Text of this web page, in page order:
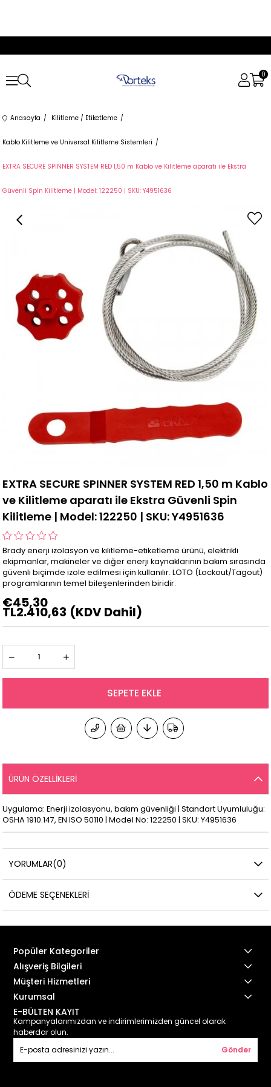
0
Anasayfa Kilitleme / Etiketleme
Kablo Kilitleme ve Universal Kilitleme Sistemleri
EXTRA SECURE SPINNER SYSTEM RED 1,50 m Kablo ve Kilitleme aparatı ile Ekstra
Güvenli Spin Kilitleme | Model: 122250 | SKU: Y4951636
EXTRA SECURE SPINNER SYSTEM RED 1,50 m Kablo
ve Kilitleme aparatı ile Ekstra Güvenli Spin
Kilitleme | Model: 122250 | SKU: Y4951636
Brady enerji izolasyon ve kilitleme-etiketleme ürünü, elektrikli
ekipmanlar, makineler ve diğer enerji kaynaklarının bakım sırasında
güvenli biçimde izole edilmesi için kullanılır. LOTO (Lockout/Tagout)
programlarının temel bileşenlerinden biridir.
€45,30
TL2.410,63 (KDV Dahil)
ÜRÜN ÖZELLIKLERI
Uygulama: Enerji izolasyonu, bakım güvenliği | Standart Uyumluluğu:
OSHA 1910.147, EN ISO 50110 | Model No: 122250 | SKU: Y4951636
YORUMLAR(0)
ÖDEME SEÇENEKLERI
Popüler Kategoriler
Alışveriş Bilgileri
Müşteri Hizmetleri
Kurumsal
E-BÜLTEN KAYIT
Kampanyalarımızdan ve indirimlerimizden güncel olarak
haberdar olun.
Gönder